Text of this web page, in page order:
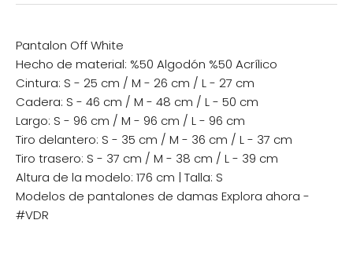
Pantalon Off White
Hecho de material: %50 Algodón %50 Acrílico
Cintura: S - 25 cm / M - 26 cm / L - 27 cm
Cadera: S - 46 cm / M - 48 cm / L - 50 cm
Largo: S - 96 cm / M - 96 cm / L - 96 cm
Tiro delantero: S - 35 cm / M - 36 cm / L - 37 cm
Tiro trasero: S - 37 cm / M - 38 cm / L - 39 cm
Altura de la modelo: 176 cm | Talla: S
Modelos de pantalones de damas Explora ahora -
#VDR